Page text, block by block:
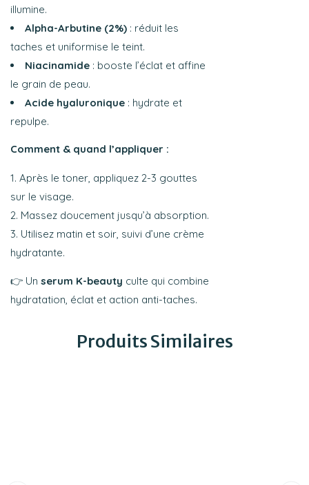
illumine.
Alpha-Arbutine (2%) : réduit les
taches et uniformise le teint.
Niacinamide : booste l’éclat et affine
le grain de peau.
Acide hyaluronique : hydrate et
repulpe.
Comment & quand l’appliquer :
Après le toner, appliquez 2-3 gouttes
sur le visage.
Massez doucement jusqu’à absorption.
Utilisez matin et soir, suivi d’une crème
hydratante.
👉 Un serum K-beauty culte qui combine
hydratation, éclat et action anti-taches.
Produits Similaires